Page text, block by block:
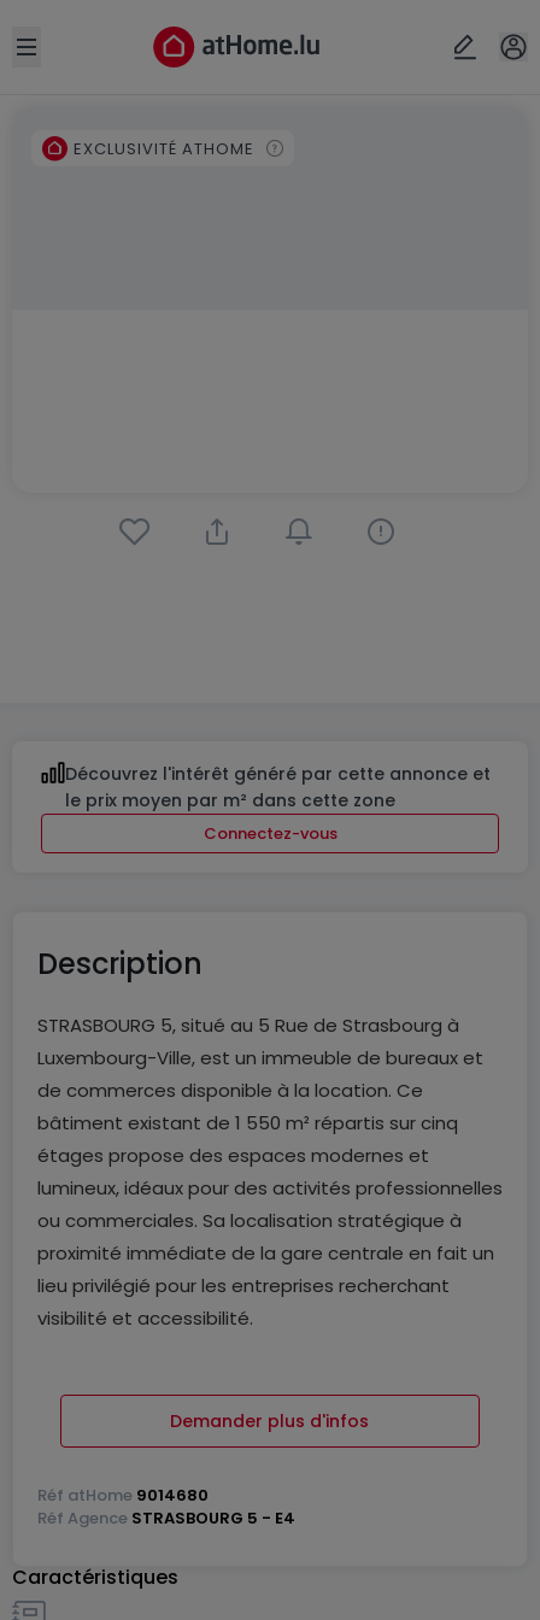
Open sidebar
EXCLUSIVITÉ ATHOME
Découvrez l'intérêt généré par cette annonce et
le prix moyen par m² dans cette zone
Connectez-vous
Description
STRASBOURG 5, situé au 5 Rue de Strasbourg à
Luxembourg-Ville, est un immeuble de bureaux et
de commerces disponible à la location. Ce
bâtiment existant de 1 550 m² répartis sur cinq
étages propose des espaces modernes et
lumineux, idéaux pour des activités professionnelles
ou commerciales. Sa localisation stratégique à
proximité immédiate de la gare centrale en fait un
lieu privilégié pour les entreprises recherchant
visibilité et accessibilité.
disponible à la location. Les surfaces sont déjà
entièrement aménagées et d'excellente qualité.
Le quartier de la Gare, dynamique et bien desservi,
quelques pas de l'avenue de la Liberté, cette zone
mixte accueille entreprises internationales,
Demander plus d'infos
Réf atHome 9014680
Réf Agence STRASBOURG 5 - E4
Caractéristiques